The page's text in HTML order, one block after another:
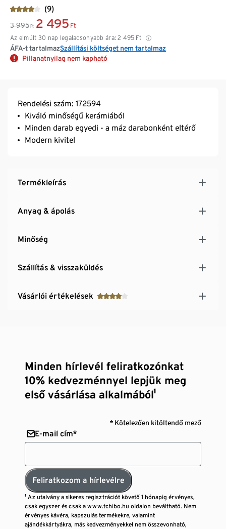
(9)
3 995 Ft 2 495 Ft
Az elmúlt 30 nap legalacsonyabb ára: 2 495 Ft
ÁFA-t tartalmazSzállítási költséget nem tartalmaz
Pillanatnyilag nem kapható
Rendelési szám: 172594
Kiváló minőségű kerámiából
Minden darab egyedi - a máz darabonként eltérő
Modern kivitel
Termékleírás
Anyag & ápolás
Minőség
Szállítás & visszaküldés
Vásárlói értékelések
Minden hírlevél feliratkozónkat
10% kedvezménnyel lepjük meg
első vásárlása alkalmából¹
* Kötelezően kitöltendő mező
E-mail cím*
Feliratkozom a hírlevélre
¹ Az utalvány a sikeres regisztrációt követő 1 hónapig érvényes,
csak egyszer és csak a www.tchibo.hu oldalon beváltható. Nem
érvényes kávéra, kapszulás termékekre, valamint
ajándékkártyákra, más kedvezményekkel nem összevonható,